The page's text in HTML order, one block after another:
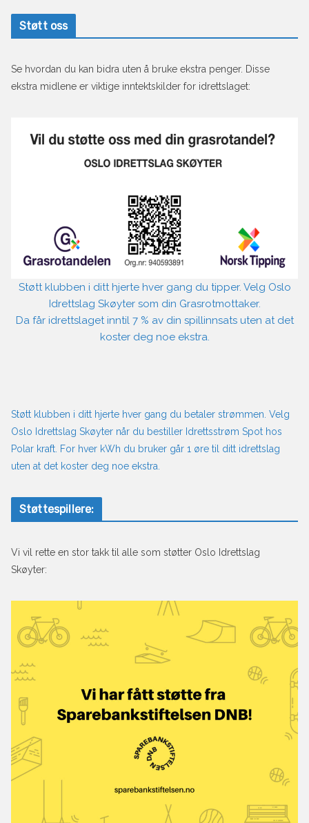
Støtt oss
Se hvordan du kan bidra uten å bruke ekstra penger. Disse
ekstra midlene er viktige inntektskilder for idrettslaget:
Støtt klubben i ditt hjerte hver gang du tipper. Velg Oslo
Idrettslag Skøyter som din Grasrotmottaker.
Da får idrettslaget inntil 7 % av din spillinnsats uten at det
koster deg noe ekstra.
Støtt klubben i ditt hjerte hver gang du betaler strømmen. Velg
Oslo Idrettslag Skøyter når du bestiller Idrettsstrøm Spot hos
Polar kraft. For hver kWh du bruker går 1 øre til ditt idrettslag
uten at det koster deg noe ekstra.
Støttespillere:
Vi vil rette en stor takk til alle som støtter Oslo Idrettslag
Skøyter: